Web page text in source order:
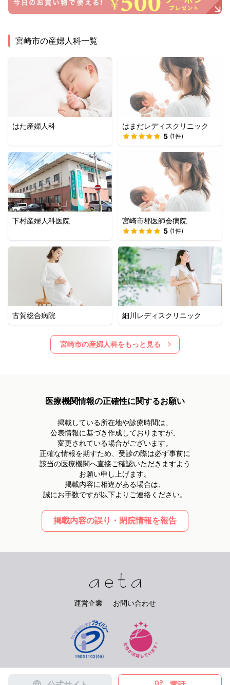
宮崎市の産婦人科一覧
はた産婦人科
はまだレディスクリニック
5 (1件)
下村産婦人科医院
宮崎市郡医師会病院
5 (1件)
古賀総合病院 細川レディスクリニック
宮崎市の産婦人科をもっと見る
医療機関情報の正確性に関するお願い
掲載している所在地や診療時間は、
公表情報に基づき作成しておりますが、
変更されている場合がございます。
正確な情報を期すため、受診の際は必ず事前に
該当の医療機関へ直接ご確認いただきますよう
お願い申し上げます。
掲載内容に相違がある場合は、
誠にお手数ですが以下よりご連絡ください。
掲載内容の誤り・閉院情報を報告
運営企業 お問い合わせ
PIARY Co.Ltd. All rights reserved.